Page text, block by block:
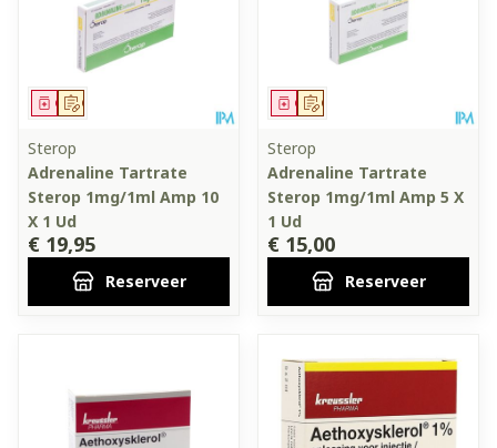
Op voorschrift
Geneesmiddel
Sterop
Adrenaline Tartrate
Sterop 1mg/1ml Amp 10
X 1 Ud
€ 19,95
Reserveer
Op voorschrift
Geneesmiddel
Sterop
Adrenaline Tartrate
Sterop 1mg/1ml Amp 5 X
1 Ud
€ 15,00
Reserveer